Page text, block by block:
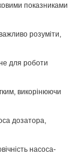
показниками
розуміти,
для роботи
викорінюючи
дозатора,
насоса-